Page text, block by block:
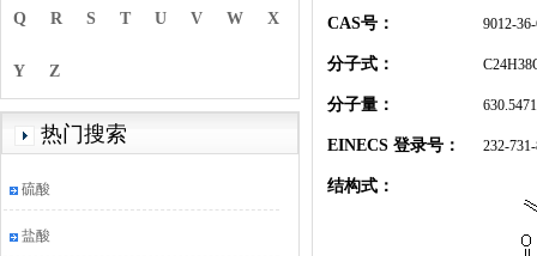
Q R S T U V W X
Y Z
热门搜索
硫酸
盐酸
CAS号： 9012-
分子式：
分子量：
EINECS 登录号： 232-
结构式：